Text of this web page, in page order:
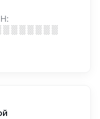
░ ░ ░ ░ ░ ░ ░